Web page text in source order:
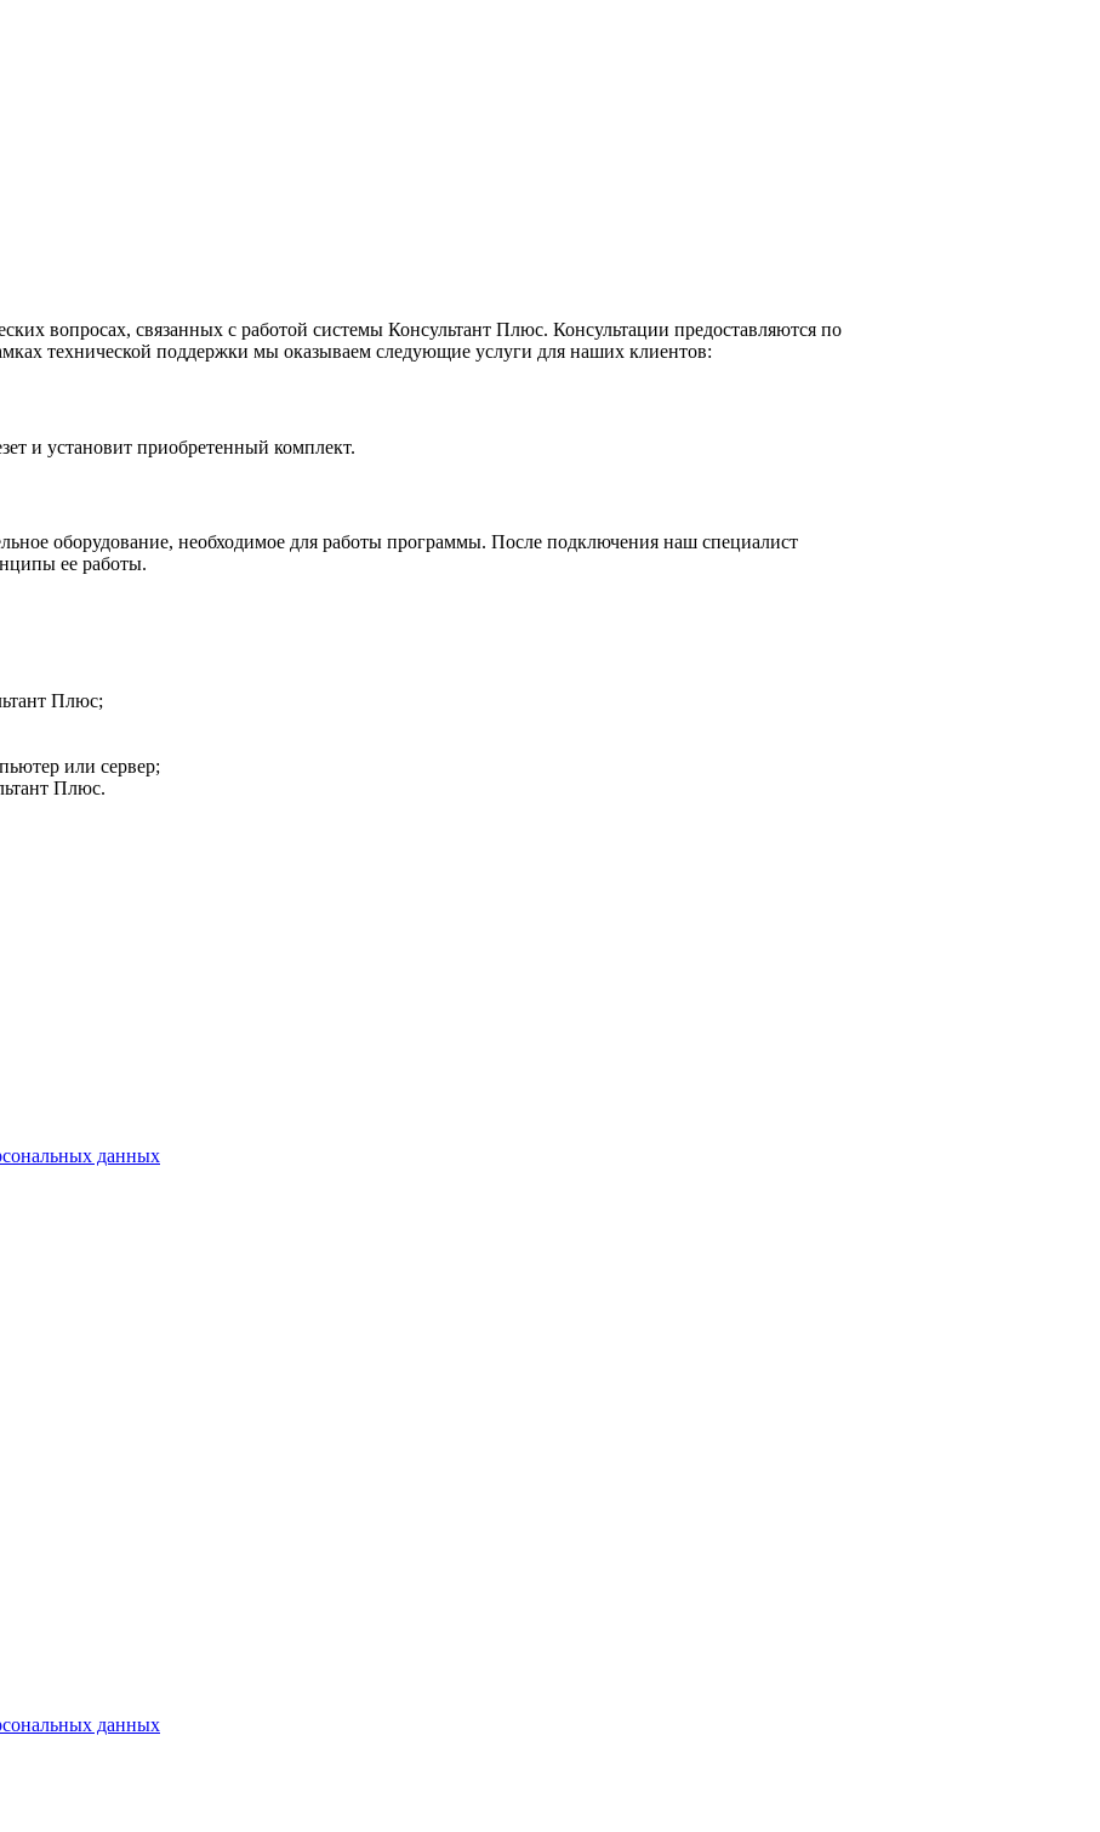
вопросах, связанных с работой системы Консультант Плюс. Консультации предоставляются по
технической поддержки мы оказываем следующие услуги для наших клиентов:
и установит приобретенный комплект.
оборудование, необходимое для работы программы. После подключения наш специалист
ее работы.
Плюс;
или сервер;
Плюс.
данных
данных